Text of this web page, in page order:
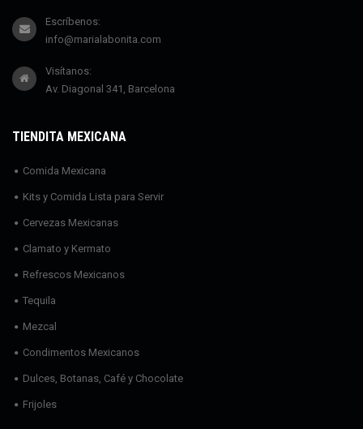
Escríbenos:
info@marialabonita.com
Visítanos:
Av. Diagonal 341, Barcelona
TIENDITA MEXICANA
Comida Mexicana
Kits y Comida Lista para Servir
Cervezas Mexicanas
Clamato y Kermato
Refrescos Mexicanos
Tequila
Mezcal
Condimentos Mexicanos
Dulces, Botanas, Café y Chocolate
Frijoles